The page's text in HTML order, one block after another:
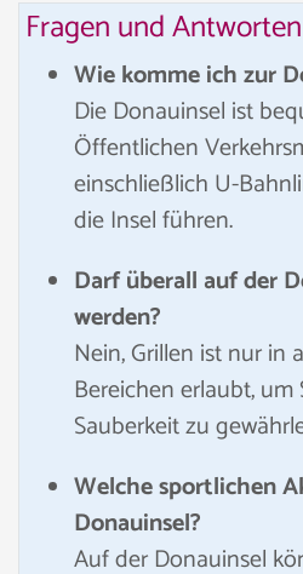
Fragen und
Wie komme ich zur
Die Donauinsel ist
Öffentlichen
einschließlich U-
die Insel führen.
Darf überall auf der
werden?
Nein, Grillen ist nur in
Bereichen erlaubt,
Sauberkeit zu
Welche sportlichen
Donauinsel?
Auf der Donauinsel